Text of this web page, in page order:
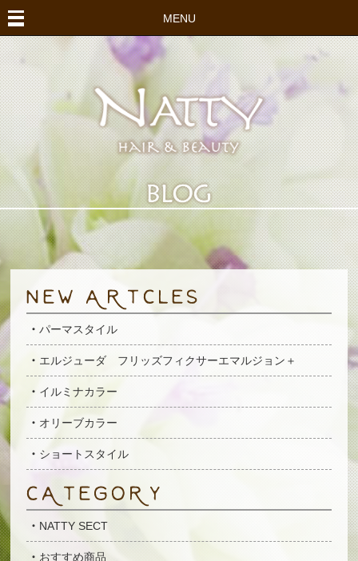
MENU
パーマスタイル
エルジューダ フリッズフィクサーエマルジョン＋
イルミナカラー
オリーブカラー
ショートスタイル
NATTY SECT
おすすめ商品